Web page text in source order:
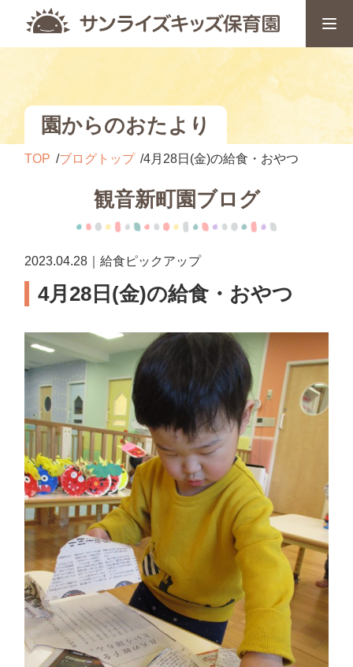
園からのおたより
TOP ブログトップ 4月28日(金)の給食・おやつ
観音新町園ブログ
2023.04.28｜給食ピックアップ
4月28日(金)の給食・おやつ